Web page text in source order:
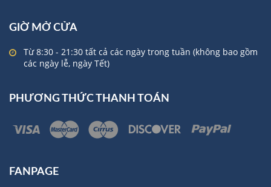
GIỜ MỞ CỬA
Từ 8:30 - 21:30 tất cả các ngày trong tuần (không bao gồm
các ngày lễ, ngày Tết)
PHƯƠNG THỨC THANH TOÁN
FANPAGE